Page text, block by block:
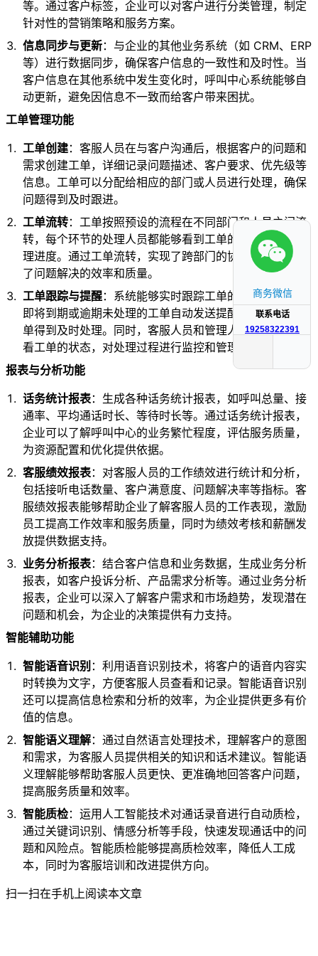
等。通过客户标签，企业可以对客户进行分类管理，制定
针对性的营销策略和服务方案。
信息同步与更新：与企业的其他业务系统（如 CRM、ERP
等）进行数据同步，确保客户信息的一致性和及时性。当
客户信息在其他系统中发生变化时，呼叫中心系统能够自
动更新，避免因信息不一致而给客户带来困扰。
工单管理功能
工单创建：客服人员在与客户沟通后，根据客户的问题和
需求创建工单，详细记录问题描述、客户要求、优先级等
信息。工单可以分配给相应的部门或人员进行处理，确保
问题得到及时跟进。
工单流转：工单按照预设的流程在不同部门和人员之间流
转，每个环节的处理人员都能够看到工单的详细信息和处
理进度。通过工单流转，实现了跨部门的协同工作，提高
了问题解决的效率和质量。
工单跟踪与提醒：系统能够实时跟踪工单的处理进度，对
即将到期或逾期未处理的工单自动发送提醒通知，确保工
单得到及时处理。同时，客服人员和管理人员可以随时查
看工单的状态，对处理过程进行监控和管理。
报表与分析功能
话务统计报表：生成各种话务统计报表，如呼叫总量、接
通率、平均通话时长、等待时长等。通过话务统计报表，
企业可以了解呼叫中心的业务繁忙程度，评估服务质量，
为资源配置和优化提供依据。
客服绩效报表：对客服人员的工作绩效进行统计和分析，
包括接听电话数量、客户满意度、问题解决率等指标。客
服绩效报表能够帮助企业了解客服人员的工作表现，激励
员工提高工作效率和服务质量，同时为绩效考核和薪酬发
放提供数据支持。
业务分析报表：结合客户信息和业务数据，生成业务分析
报表，如客户投诉分析、产品需求分析等。通过业务分析
报表，企业可以深入了解客户需求和市场趋势，发现潜在
问题和机会，为企业的决策提供有力支持。
智能辅助功能
智能语音识别 ：利用语音识别技术，将客户的语音内容实
时转换为文字，方便客服人员查看和记录。智能语音识别
还可以提高信息检索和分析的效率，为企业提供更多有价
值的信息。
智能语义理解：通过自然语言处理技术，理解客户的意图
和需求，为客服人员提供相关的知识和话术建议。智能语
义理解能够帮助客服人员更快、更准确地回答客户问题，
提高服务质量和效率。
智能质检：运用人工智能技术对通话录音进行自动质检，
通过关键词识别、情感分析等手段，快速发现通话中的问
题和风险点。智能质检能够提高质检效率，降低人工成
本，同时为客服培训和改进提供方向。
扫一扫在手机上阅读本文章
商务微信
联系电话
19258322391